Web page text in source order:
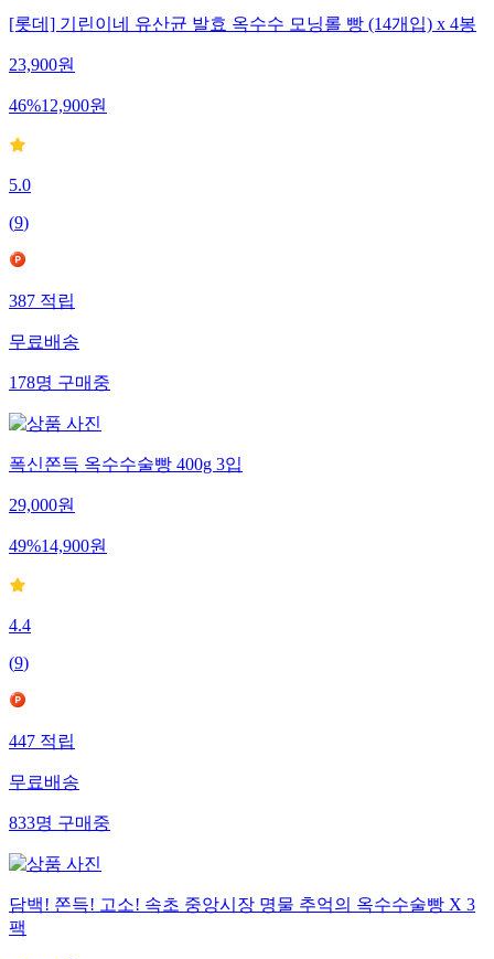
[롯데] 기린이네 유산균 발효 옥수수 모닝롤 빵 (14개입) x 4봉
23,900원
46%12,900원
5.0
(9)
387적립
무료배송
178명구매중
폭신쫀득 옥수수술빵 400g 3입
29,000원
49%14,900원
4.4
(9)
447적립
무료배송
833명구매중
담백! 쫀득! 고소! 속초 중앙시장 명물 추억의 옥수수술빵 X 3
팩